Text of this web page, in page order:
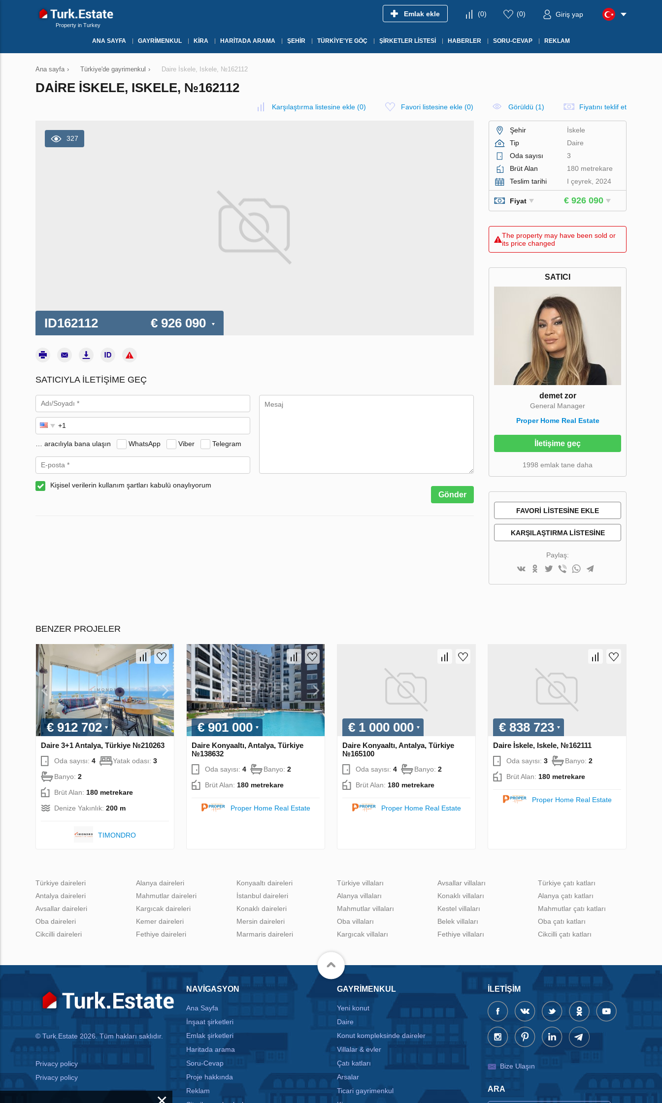
Property in Turkey
Emlak ekle (0) (0) Giriş yap
ANA SAYFA GAYRIMENKUL KIRA HARITADA ARAMA ŞEHIR TÜRKIYE'YE GÖÇ ŞIRKETLER LISTESI HABERLER SORU-CEVAP REKLAM
Ana sayfa › Türkiye'de gayrimenkul › Daire İskele, Iskele, №162112
DAIRE İSKELE, ISKELE, №162112
Karşılaştırma listesine ekle (0) Favori listesine ekle (0) Görüldü (1) Fiyatını teklif et
327
ID162112 € 926 090
SATICIYLA ILETIŞIME GEÇ
… aracılıyla bana ulaşın WhatsApp Viber Telegram
Kişisel verilerin kullanım şartları kabulü onaylıyorum
Gönder
Şehir
İskele
Tip
Daire
Oda sayısı
3
Brüt Alan
180 metrekare
Teslim tarihi
I çeyrek, 2024
Fiyat € 926 090
The property may have been sold or
its price changed
SATICI
demet zor
General Manager
Proper Home Real Estate
İletişime geç
1998 emlak tane daha
FAVORI LISTESINE EKLE
KARŞILAŞTIRMA LISTESINE
Paylaş:
BENZER PROJELER
€ 912 702
Daire 3+1 Antalya, Türkiye №210263
Oda sayısı: 4 Yatak odası: 3
Banyo: 2
Brüt Alan: 180 metrekare
Denize Yakınlık: 200 m
TIMONDRO
€ 901 000
Daire Konyaaltı, Antalya, Türkiye
№138632
Oda sayısı: 4 Banyo: 2
Brüt Alan: 180 metrekare
Proper Home Real Estate
€ 1 000 000
Daire Konyaaltı, Antalya, Türkiye
№165100
Oda sayısı: 4 Banyo: 2
Brüt Alan: 180 metrekare
Proper Home Real Estate
€ 838 723
Daire İskele, Iskele, №162111
Oda sayısı: 3 Banyo: 2
Brüt Alan: 180 metrekare
Proper Home Real Estate
Türkiye daireleri
Antalya daireleri
Avsallar daireleri
Oba daireleri
Cikcilli daireleri
Alanya daireleri
Mahmutlar daireleri
Kargıcak daireleri
Kemer daireleri
Fethiye daireleri
Konyaaltı daireleri
İstanbul daireleri
Konaklı daireleri
Mersin daireleri
Marmaris daireleri
Türkiye villaları
Alanya villaları
Mahmutlar villaları
Oba villaları
Kargıcak villaları
Avsallar villaları
Konaklı villaları
Kestel villaları
Belek villaları
Fethiye villaları
Türkiye çatı katları
Alanya çatı katları
Mahmutlar çatı katları
Oba çatı katları
Cikcilli çatı katları
© Turk.Estate 2026. Tüm hakları saklıdır.
Privacy policy
Privacy policy
NAVIGASYON
Ana Sayfa
İnşaat şirketleri
Emlak şirketleri
Haritada arama
Soru-Cevap
Proje hakkında
Reklam
GAYRIMENKUL
Yeni konut
Daire
Konut kompleksinde daireler
Villalar & evler
Çatı katları
Arsalar
Ticari gayrimenkul
İLETIŞIM
Bize Ulaşın
ARA